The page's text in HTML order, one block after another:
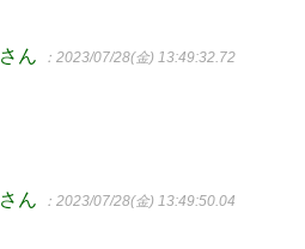
ん ：2023/07/28(金) 13:49:32.72
ん ：2023/07/28(金) 13:49:50.04